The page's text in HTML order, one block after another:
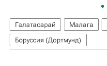
Галатасарай Малага
Боруссия (Дортмунд)